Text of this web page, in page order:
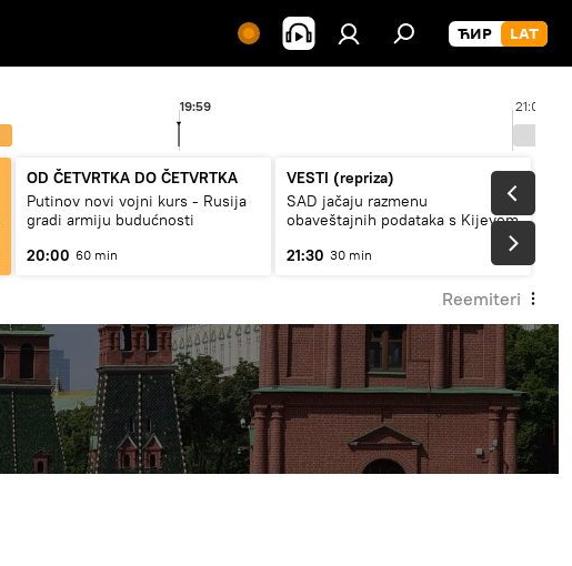
21:00
19:59
OD ČETVRTKA DO ČETVRTKA
Putinov novi vojni kurs - Rusija
gradi armiju budućnosti
20:00 60 min
VESTI (repriza)
SAD jačaju razmenu
obaveštajnih podataka s Kijevom
21:30 30 min
Reemiteri